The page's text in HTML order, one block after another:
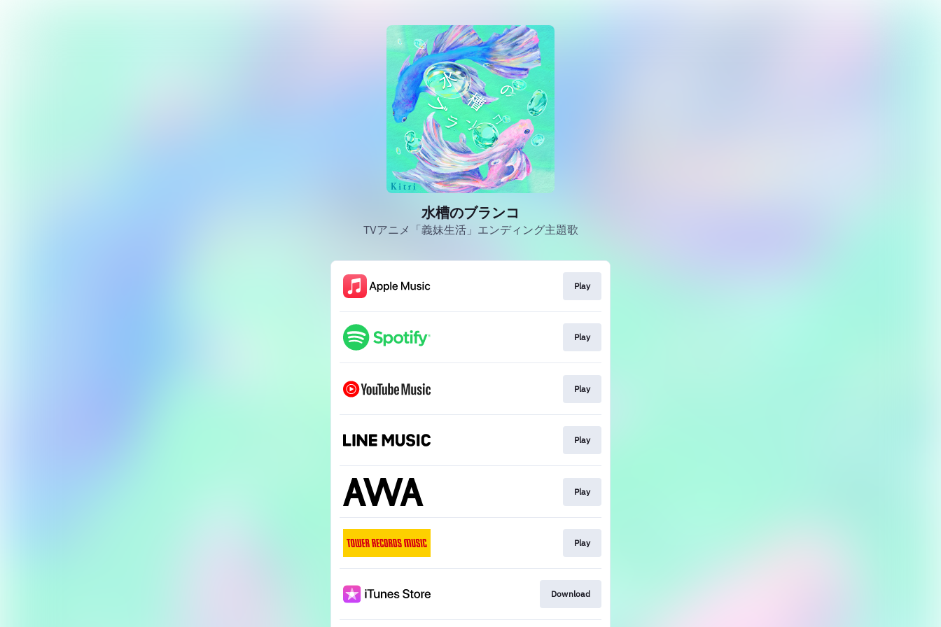
水槽のブランコ
TVアニメ「義妹生活」エンディング主題歌
Play
Play
Play
Play
Play
Play
Download